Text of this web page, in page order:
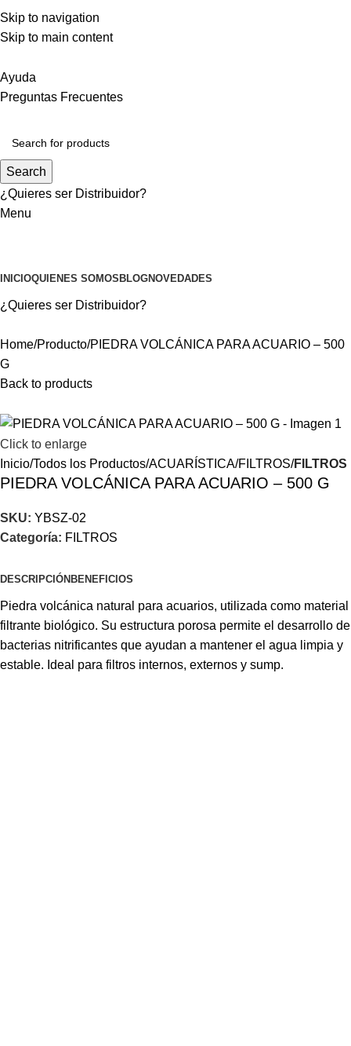
Skip to navigation
Skip to main content
DISTRIBUCIÓN A TODO CHILE
MEJORES PRECIOS DEL MERCADO
Ayuda
Preguntas Frecuentes
Search
¿Quieres ser Distribuidor?
Menu
INICIOQUIENES SOMOSBLOGNOVEDADES
¿Quieres ser Distribuidor?
Home Producto PIEDRA VOLCÁNICA PARA ACUARIO – 500
G
Back to products
Click to enlarge
Inicio Todos los Productos ACUARÍSTICA FILTROS FILTROS
PIEDRA VOLCÁNICA PARA ACUARIO – 500 G
SKU: YBSZ-02
Categoría: FILTROS
DESCRIPCIÓN BENEFICIOS
Piedra volcánica natural para acuarios, utilizada como material
filtrante biológico. Su estructura porosa permite el desarrollo de
bacterias nitrificantes que ayudan a mantener el agua limpia y
estable. Ideal para filtros internos, externos y sump.